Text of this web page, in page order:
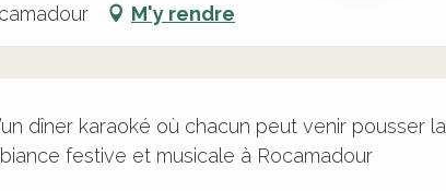
M'y rendre
dîner karaoké où chacun peut venir pousser la
festive et musicale à Rocamadour